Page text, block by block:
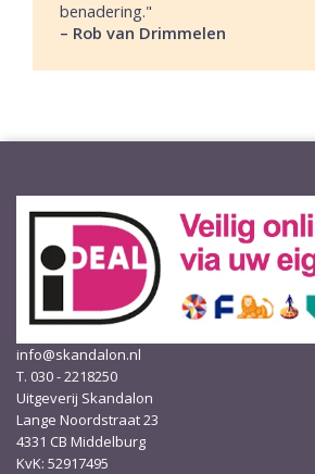
benadering."
– Rob van Drimmelen
info@skandalon.nl
T. 030 - 2218250
Uitgeverij Skandalon
Lange Noordstraat 23
4331 CB Middelburg
KvK: 52917495